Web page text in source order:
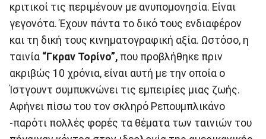
κριτικοί τις περιμένουν με ανυπομονησία. Είναι
γεγονότα. Έχουν πάντα το δικό τους ενδιαφέρον
και τη δική τους κινηματογραφική αξία. Ωστόσο, η
ταινία “Γκραν Τορίνο”, που προβλήθηκε πριν
ακριβώς 10 χρόνια, είναι αυτή με την οποία ο
Ίστγουντ συμπυκνώνει τις εμπειρίες μιας ζωής.
Αφήνει πίσω του τον σκληρό Ρεπουμπλικάνο
-παρότι πολλές φορές τα θέματα των ταινιών του